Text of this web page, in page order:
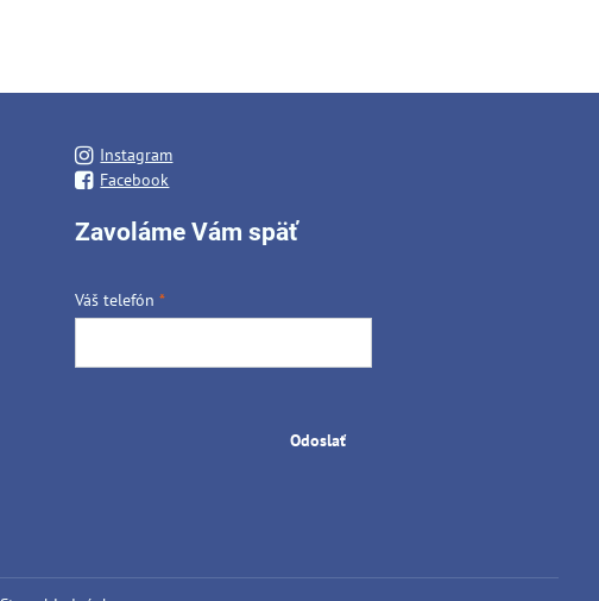
Instagram
Facebook
Zavoláme Vám späť
Váš telefón*
Odoslať